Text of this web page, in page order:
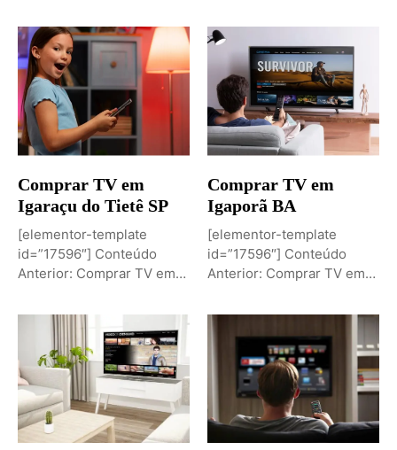
Comprar TV em
Igaraçu do Tietê SP
[elementor-template
id=”17596″] Conteúdo
Anterior: Comprar TV em
Conteúdo: Sobremesa de...
Comprar TV em
Igaporã BA
[elementor-template
id=”17596″] Conteúdo
Anterior: Comprar TV em
Comprar TV...